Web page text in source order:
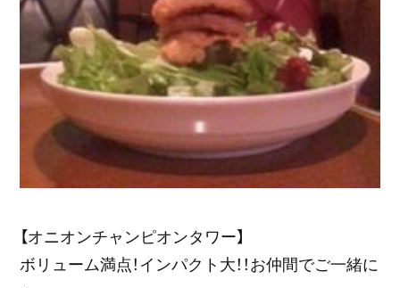
【オニオンチャンピオンタワー】
ボリューム満点！インパクト大！！お仲間でご一緒に